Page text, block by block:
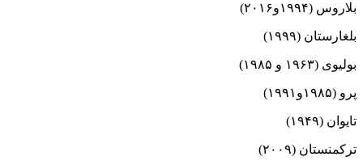
بلاروس (۱۹۹۴و۲۰۱۶)
بلغارستان (۱۹۹۹)
بولیوی (۱۹۶۳ و ۱۹۸۵)
پرو (۱۹۸۵و۱۹۹۱)
تایوان (۱۹۴۹)
ترکمنستان (۲۰۰۹)